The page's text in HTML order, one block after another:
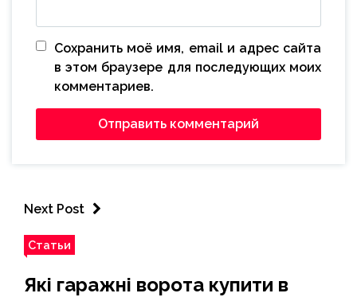
Сохранить моё имя, email и адрес сайта
в этом браузере для последующих моих
комментариев.
Next Post
Статьи
Які гаражні ворота купити в